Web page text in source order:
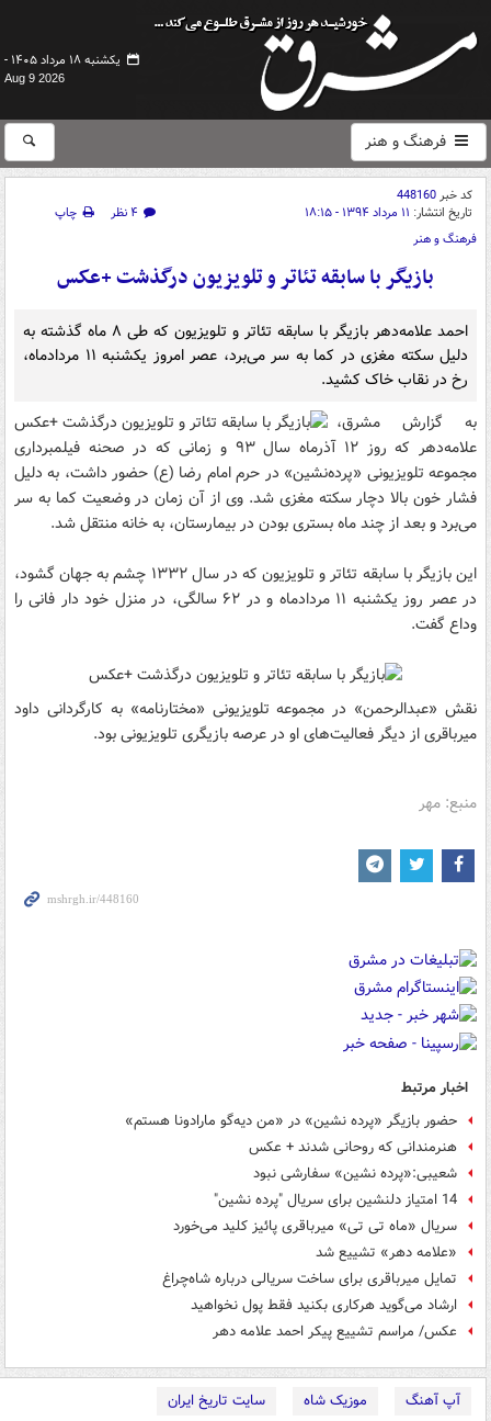
یکشنبه ۱۸ مرداد ۱۴۰۵ -
Aug 9 2026
فرهنگ و هنر
کد خبر448160
تاریخ انتشار: ۱۱ مرداد ۱۳۹۴ - ۱۸:۱۵ ۴ نظر
چاپ
فرهنگ و هنر
بازیگر با سابقه تئاتر و تلویزیون درگذشت +عکس
احمد علامه‌دهر بازیگر با سابقه تئاتر و تلویزیون که طی ۸ ماه گذشته به
دلیل سکته مغزی در کما به سر می‌برد، عصر امروز یکشنبه ۱۱ مردادماه،
رخ در نقاب خاک کشید.
به گزارش مشرق،
علامه‌دهر که روز ۱۲ آذرماه سال ۹۳ و زمانی که در صحنه فیلمبرداری
مجموعه تلویزیونی «پرده‌نشین» در حرم امام رضا (ع) حضور داشت، به دلیل
فشار خون بالا دچار سکته مغزی شد. وی از آن زمان در وضعیت کما به سر
می‌برد و بعد از چند ماه بستری بودن در بیمارستان، به خانه منتقل شد.
این بازیگر با سابقه تئاتر و تلویزیون که در سال ۱۳۳۲ چشم به جهان گشود،
در عصر روز یکشنبه ۱۱ مردادماه و در ۶۲ سالگی، در منزل خود دار فانی را
وداع گفت.
نقش‌ «عبدالرحمن» در مجموعه تلویزیونی «مختارنامه» به کارگردانی داود
میرباقری از دیگر فعالیت‌های او در عرصه بازیگری تلویزیونی بود.
منبع: مهر
اخبار مرتبط
حضور بازیگر «پرده نشین» در «من دیه‌گو مارادونا هستم»
هنرمندانی که روحانی شدند + عکس
شعیبی:«پرده نشین» سفارشی نبود
14 امتیاز دلنشین برای سریال "پرده نشین"
سریال «ماه تی تی» میرباقری پائیز کلید می‌خورد
«علامه دهر» تشییع شد
تمایل میرباقری برای ساخت سریالی درباره شاه‌چراغ
ارشاد می‌گوید هرکاری بکنید فقط پول نخواهید
عکس/ مراسم تشییع پیکر احمد علامه دهر
آپ آهنگ موزیک شاه
سایت تاریخ ایران